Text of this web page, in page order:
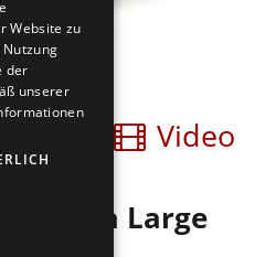
Video
Xtra Large
Website zu
der
unserer